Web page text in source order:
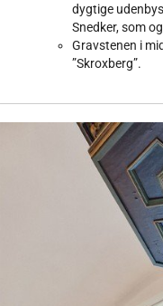
dygtige
Snedker, som
Gravstenen i
”Skroxberg”.